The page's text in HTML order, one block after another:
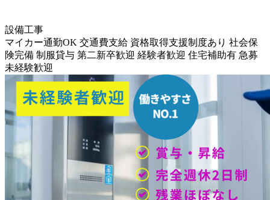
設備工事
マイカー通勤OK 交通費支給 資格取得支援制度あり 社会保
険完備 制服貸与 第二新卒歓迎 経験者歓迎 住宅補助有 急募
未経験歓迎